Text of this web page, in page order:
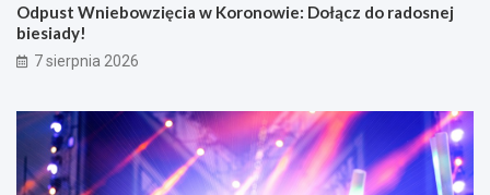
Odpust Wniebowzięcia w Koronowie: Dołącz do radosnej
biesiady!
7 sierpnia 2026